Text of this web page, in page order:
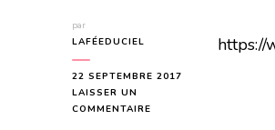
par
LAFÉEDUCIEL
22 SEPTEMBRE 2017
LAISSER UN
COMMENTAIRE
https://